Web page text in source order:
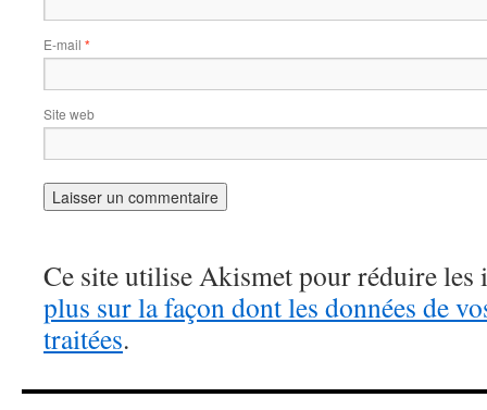
E-mail *
Site web
Ce site utilise Akismet pour réduire les
plus sur la façon dont les données de
traitées.